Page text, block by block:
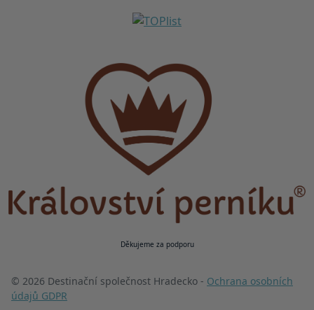
Děkujeme za podporu
© 2026 Destinační společnost Hradecko - Ochrana osobních
údajů GDPR